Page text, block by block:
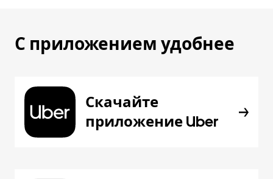
С приложением удобнее
Скачайте
приложение Uber